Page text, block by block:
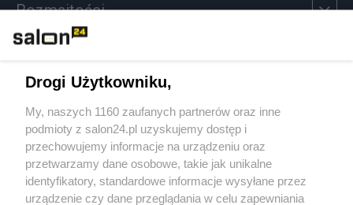
Rozmaitości
Sport
Społeczeństwo
Kultura
Drogi Użytkowniku,
My, naszych 1160 zaufanych partnerów oraz inne
podmioty z salon24.pl uzyskujemy dostęp i
przechowujemy informacje na urządzeniu oraz
przetwarzamy dane osobowe, takie jak unikalne
identyfikatory, standardowe informacje wysyłane przez
urządzenie czy dane przeglądania w celu zapewniania